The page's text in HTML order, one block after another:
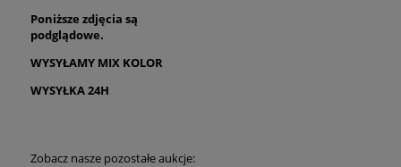
Poniższe zdjęcia są
podglądowe.
WYSYŁAMY MIX KOLOR
WYSYŁKA 24H
Zobacz nasze pozostałe aukcje: